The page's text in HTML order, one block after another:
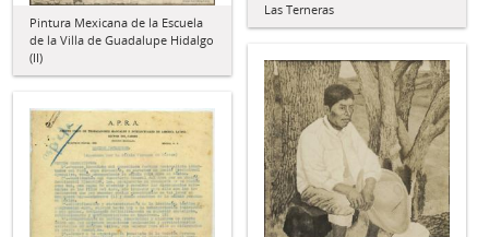
Las Terneras
Pintura Mexicana de la Escuela
de la Villa de Guadalupe Hidalgo
(II)